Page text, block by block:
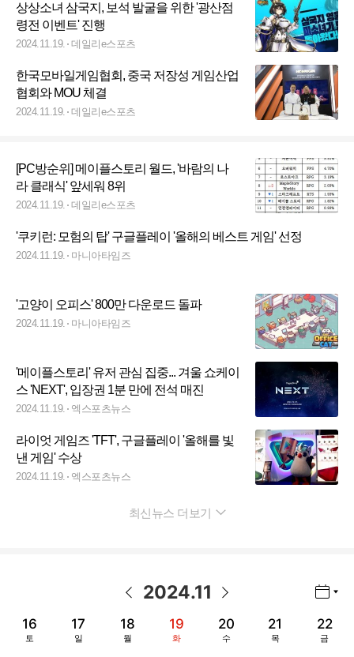
상상소녀 삼국지, 보석 발굴을 위한 '광산점
령전 이벤트' 진행
2024.11.19. 데일리e스포츠
한국모바일게임협회, 중국 저장성 게임산업
협회와 MOU 체결
2024.11.19. 데일리e스포츠
[PC방순위] 메이플스토리 월드, '바람의 나
라 클래식' 앞세워 8위
2024.11.19. 데일리e스포츠
'쿠키런: 모험의 탑' 구글플레이 '올해의 베스트 게임' 선정
2024.11.19. 마니아타임즈
'고양이 오피스' 800만 다운로드 돌파
2024.11.19. 마니아타임즈
'메이플스토리' 유저 관심 집중... 겨울 쇼케이
스 'NEXT', 입장권 1분 만에 전석 매진
2024.11.19. 엑스포츠뉴스
라이엇 게임즈 'TFT', 구글플레이 '올해를 빛
낸 게임' 수상
2024.11.19. 엑스포츠뉴스
최신뉴스 더보기
2024.11
16
토
17
일
18
월
19
화
20
수
21
목
22
금